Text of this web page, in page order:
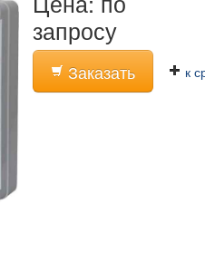
запросу
Заказать к